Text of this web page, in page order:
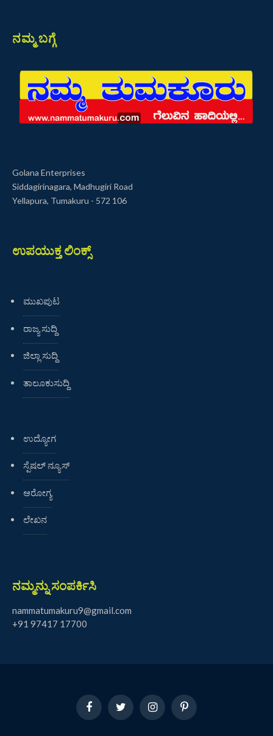
ನಮ್ಮ ಬಗ್ಗೆ
Golana Enterprises
Siddagirinagara, Madhugiri Road
Yellapura, Tumakuru - 572 106
ಉಪಯುಕ್ತ ಲಿಂಕ್ಸ್
ಮುಖಪುಟ
ರಾಜ್ಯ ಸುದ್ದಿ
ಜಿಲ್ಲಾ ಸುದ್ದಿ
ತಾಲೂಕುಸುದ್ದಿ
ಉದ್ಯೋಗ
ಸ್ಪೆಷಲ್ ನ್ಯೂಸ್
ಆರೋಗ್ಯ
ಲೇಖನ
ನಮ್ಮನ್ನು ಸಂಪರ್ಕಿಸಿ
nammatumakuru9@gmail.com
+91 97417 17700
FacebookTwitter InstagramPinterest